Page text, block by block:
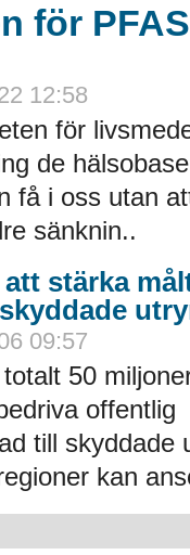
för
12:58
för
de
få i oss utan
sänknin..
stärka
09:57
50
offentlig
till skyddade
kan